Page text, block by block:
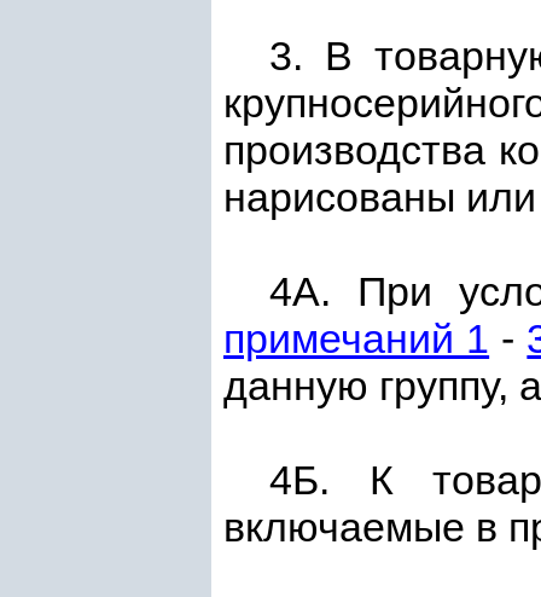
3. В
производства
нарисованы
4А. При
примечаний 1 -
данную группу,
4Б. К
включаемые в